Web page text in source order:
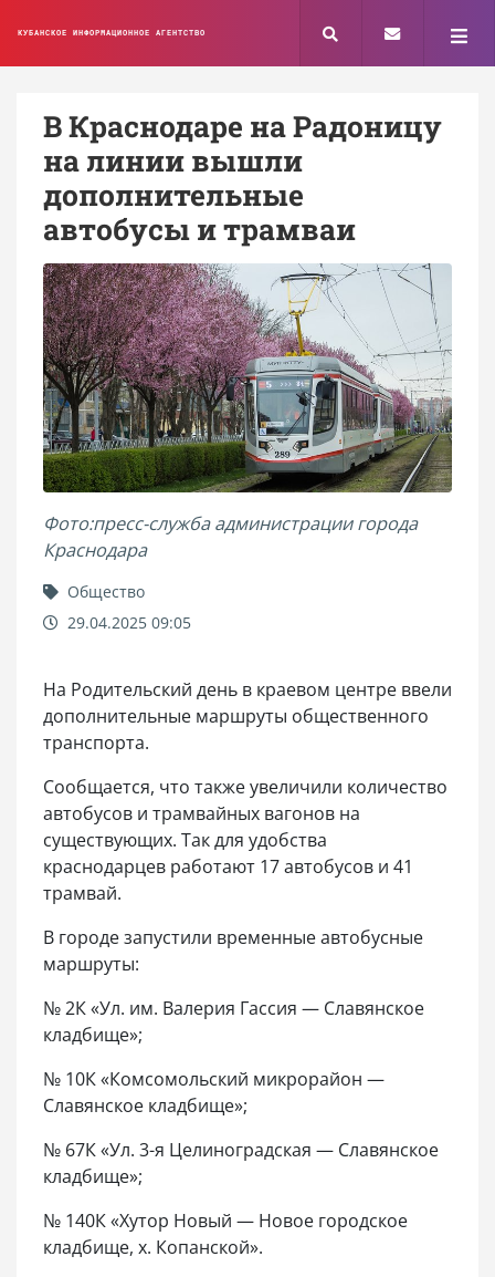
КУБАНСКОЕ ИНФОРМАЦИОННОЕ АГЕНТСТВО
В Краснодаре на Радоницу
на линии вышли
дополнительные
автобусы и трамваи
Фото:пресс-служба администрации города
Краснодара
Общество
29.04.2025 09:05
На Родительский день в краевом центре ввели
дополнительные маршруты общественного
транспорта.
Сообщается, что также увеличили количество
автобусов и трамвайных вагонов на
существующих. Так для удобства
краснодарцев работают 17 автобусов и 41
трамвай.
В городе запустили временные автобусные
маршруты:
№ 2К «Ул. им. Валерия Гассия — Славянское
кладбище»;
№ 10К «Комсомольский микрорайон —
Славянское кладбище»;
№ 67К «Ул. 3-я Целиноградская — Славянское
кладбище»;
№ 140К «Хутор Новый — Новое городское
кладбище, х. Копанской».